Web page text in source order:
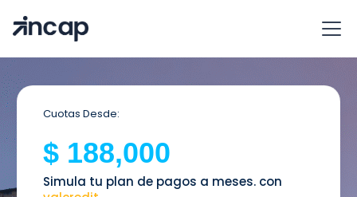
Cuotas Desde:
$ 188,000
Simula tu plan de pagos a meses. con